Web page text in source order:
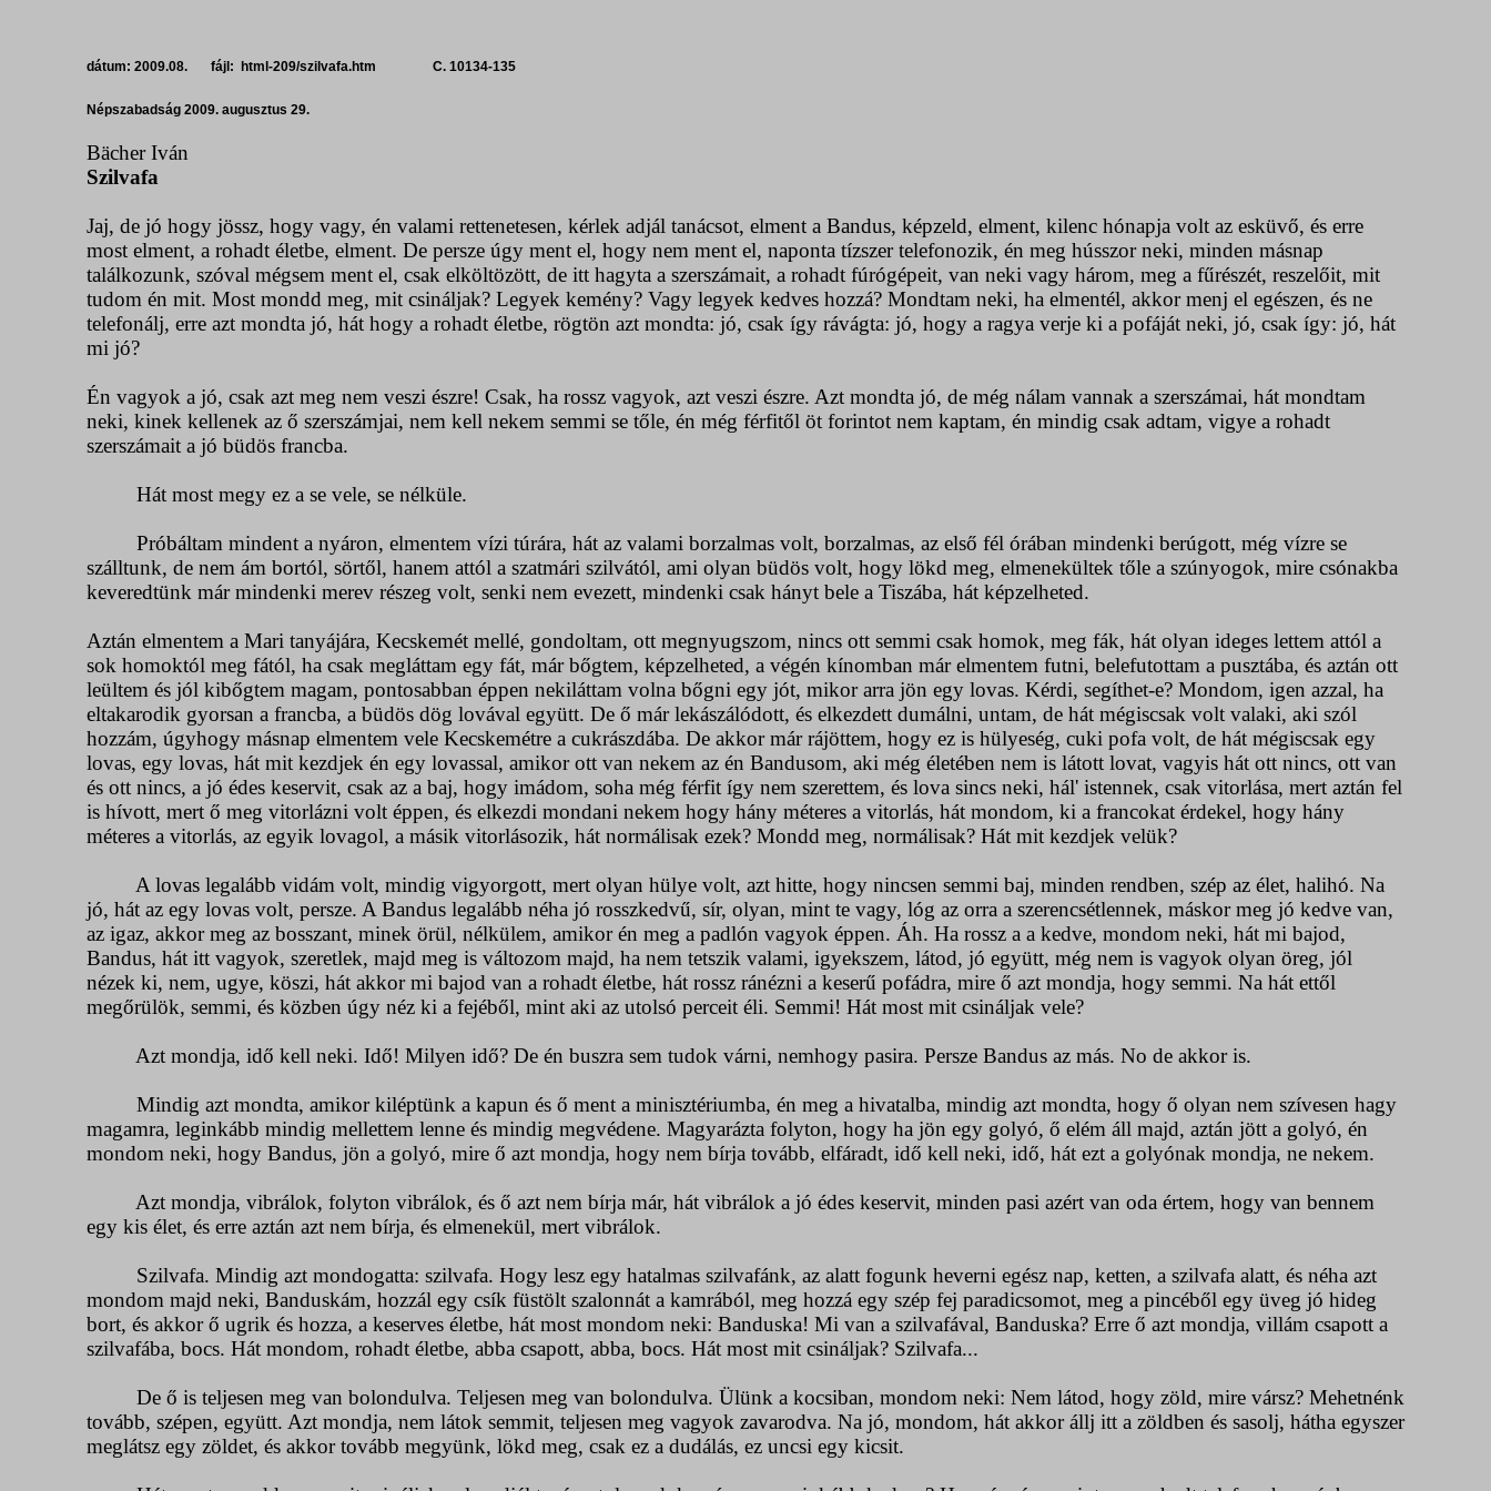
dátum: 2009.08. fájl: html-209/szilvafa.htm C. 10134-135
Népszabadság 2009. augusztus 29.
Bächer Iván
Szilvafa
Jaj, de jó hogy jössz, hogy vagy, én valami rettenetesen, kérlek adjál tanácsot, elment a Bandus, képzeld, elment, kilenc hónapja volt az esküvő, és erre
most elment, a rohadt életbe, elment. De persze úgy ment el, hogy nem ment el, naponta tízszer telefonozik, én meg hússzor neki, minden másnap
találkozunk, szóval mégsem ment el, csak elköltözött, de itt hagyta a szerszámait, a rohadt fúrógépeit, van neki vagy három, meg a fűrészét, reszelőit, mit
tudom én mit. Most mondd meg, mit csináljak? Legyek kemény? Vagy legyek kedves hozzá? Mondtam neki, ha elmentél, akkor menj el egészen, és ne
telefonálj, erre azt mondta jó, hát hogy a rohadt életbe, rögtön azt mondta: jó, csak így rávágta: jó, hogy a ragya verje ki a pofáját neki, jó, csak így: jó, hát
mi jó?
Én vagyok a jó, csak azt meg nem veszi észre! Csak, ha rossz vagyok, azt veszi észre. Azt mondta jó, de még nálam vannak a szerszámai, hát mondtam
neki, kinek kellenek az ő szerszámjai, nem kell nekem semmi se tőle, én még férfitől öt forintot nem kaptam, én mindig csak adtam, vigye a rohadt
szerszámait a jó büdös francba.
Hát most megy ez a se vele, se nélküle.
Próbáltam mindent a nyáron, elmentem vízi túrára, hát az valami borzalmas volt, borzalmas, az első fél órában mindenki berúgott, még vízre se
szálltunk, de nem ám bortól, sörtől, hanem attól a szatmári szilvától, ami olyan büdös volt, hogy lökd meg, elmenekültek tőle a szúnyogok, mire csónakba
keveredtünk már mindenki merev részeg volt, senki nem evezett, mindenki csak hányt bele a Tiszába, hát képzelheted.
Aztán elmentem a Mari tanyájára, Kecskemét mellé, gondoltam, ott megnyugszom, nincs ott semmi csak homok, meg fák, hát olyan ideges lettem attól a
sok homoktól meg fától, ha csak megláttam egy fát, már bőgtem, képzelheted, a végén kínomban már elmentem futni, belefutottam a pusztába, és aztán ott
leültem és jól kibőgtem magam, pontosabban éppen nekiláttam volna bőgni egy jót, mikor arra jön egy lovas. Kérdi, segíthet-e? Mondom, igen azzal, ha
eltakarodik gyorsan a francba, a büdös dög lovával együtt. De ő már lekászálódott, és elkezdett dumálni, untam, de hát mégiscsak volt valaki, aki szól
hozzám, úgyhogy másnap elmentem vele Kecskemétre a cukrászdába. De akkor már rájöttem, hogy ez is hülyeség, cuki pofa volt, de hát mégiscsak egy
lovas, egy lovas, hát mit kezdjek én egy lovassal, amikor ott van nekem az én Bandusom, aki még életében nem is látott lovat, vagyis hát ott nincs, ott van
és ott nincs, a jó édes keservit, csak az a baj, hogy imádom, soha még férfit így nem szerettem, és lova sincs neki, hál' istennek, csak vitorlása, mert aztán fel
is hívott, mert ő meg vitorlázni volt éppen, és elkezdi mondani nekem hogy hány méteres a vitorlás, hát mondom, ki a francokat érdekel, hogy hány
méteres a vitorlás, az egyik lovagol, a másik vitorlásozik, hát normálisak ezek? Mondd meg, normálisak? Hát mit kezdjek velük?
A lovas legalább vidám volt, mindig vigyorgott, mert olyan hülye volt, azt hitte, hogy nincsen semmi baj, minden rendben, szép az élet, halihó. Na
jó, hát az egy lovas volt, persze. A Bandus legalább néha jó rosszkedvű, sír, olyan, mint te vagy, lóg az orra a szerencsétlennek, máskor meg jó kedve van,
az igaz, akkor meg az bosszant, minek örül, nélkülem, amikor én meg a padlón vagyok éppen. Áh. Ha rossz a a kedve, mondom neki, hát mi bajod,
Bandus, hát itt vagyok, szeretlek, majd meg is változom majd, ha nem tetszik valami, igyekszem, látod, jó együtt, még nem is vagyok olyan öreg, jól
nézek ki, nem, ugye, köszi, hát akkor mi bajod van a rohadt életbe, hát rossz ránézni a keserű pofádra, mire ő azt mondja, hogy semmi. Na hát ettől
megőrülök, semmi, és közben úgy néz ki a fejéből, mint aki az utolsó perceit éli. Semmi! Hát most mit csináljak vele?
Azt mondja, idő kell neki. Idő! Milyen idő? De én buszra sem tudok várni, nemhogy pasira. Persze Bandus az más. No de akkor is.
Mindig azt mondta, amikor kiléptünk a kapun és ő ment a minisztériumba, én meg a hivatalba, mindig azt mondta, hogy ő olyan nem szívesen hagy
magamra, leginkább mindig mellettem lenne és mindig megvédene. Magyarázta folyton, hogy ha jön egy golyó, ő elém áll majd, aztán jött a golyó, én
mondom neki, hogy Bandus, jön a golyó, mire ő azt mondja, hogy nem bírja tovább, elfáradt, idő kell neki, idő, hát ezt a golyónak mondja, ne nekem.
Azt mondja, vibrálok, folyton vibrálok, és ő azt nem bírja már, hát vibrálok a jó édes keservit, minden pasi azért van oda értem, hogy van bennem
egy kis élet, és erre aztán azt nem bírja, és elmenekül, mert vibrálok.
Szilvafa. Mindig azt mondogatta: szilvafa. Hogy lesz egy hatalmas szilvafánk, az alatt fogunk heverni egész nap, ketten, a szilvafa alatt, és néha azt
mondom majd neki, Banduskám, hozzál egy csík füstölt szalonnát a kamrából, meg hozzá egy szép fej paradicsomot, meg a pincéből egy üveg jó hideg
bort, és akkor ő ugrik és hozza, a keserves életbe, hát most mondom neki: Banduska! Mi van a szilvafával, Banduska? Erre ő azt mondja, villám csapott a
szilvafába, bocs. Hát mondom, rohadt életbe, abba csapott, abba, bocs. Hát most mit csináljak? Szilvafa...
De ő is teljesen meg van bolondulva. Teljesen meg van bolondulva. Ülünk a kocsiban, mondom neki: Nem látod, hogy zöld, mire vársz? Mehetnénk
tovább, szépen, együtt. Azt mondja, nem látok semmit, teljesen meg vagyok zavarodva. Na jó, mondom, hát akkor állj itt a zöldben és sasolj, hátha egyszer
meglátsz egy zöldet, és akkor tovább megyünk, lökd meg, csak ez a dudálás, ez uncsi egy kicsit.